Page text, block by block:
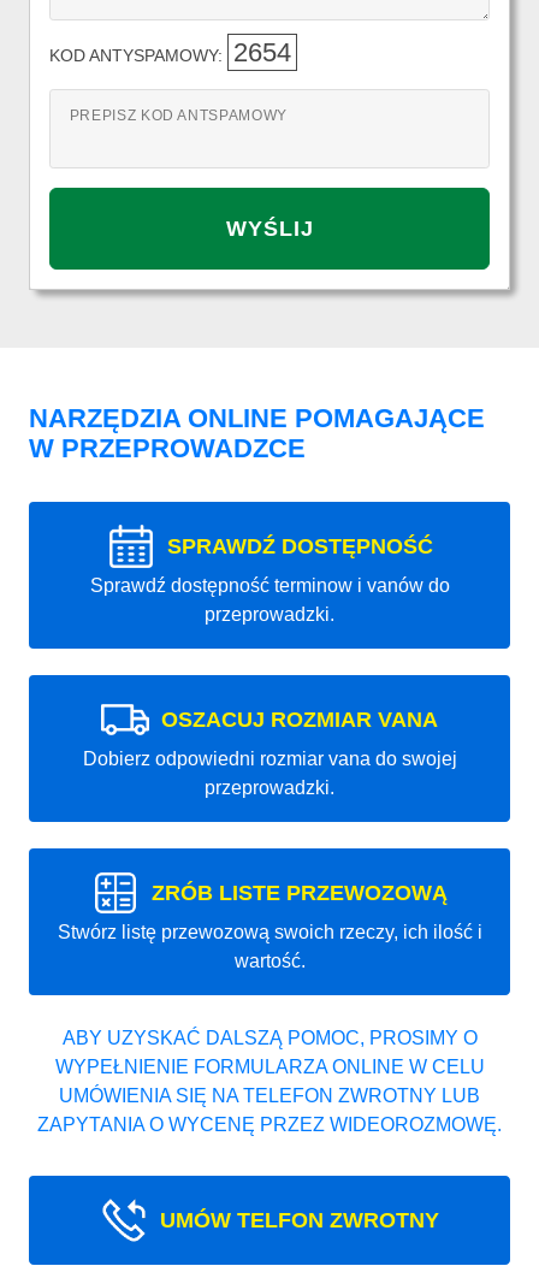
KOD ANTYSPAMOWY: 2654
PREPISZ KOD ANTSPAMOWY
NARZĘDZIA ONLINE POMAGAJĄCE
W PRZEPROWADZCE
SPRAWDŹ DOSTĘPNOŚĆ
Sprawdź dostępność terminow i vanów do
przeprowadzki.
OSZACUJ ROZMIAR VANA
Dobierz odpowiedni rozmiar vana do swojej
przeprowadzki.
ZRÓB LISTE PRZEWOZOWĄ
Stwórz listę przewozową swoich rzeczy, ich ilość i
wartość.
ABY UZYSKAĆ DALSZĄ POMOC, PROSIMY O
WYPEŁNIENIE FORMULARZA ONLINE W CELU
UMÓWIENIA SIĘ NA TELEFON ZWROTNY LUB
ZAPYTANIA O WYCENĘ PRZEZ WIDEOROZMOWĘ.
UMÓW TELFON ZWROTNY